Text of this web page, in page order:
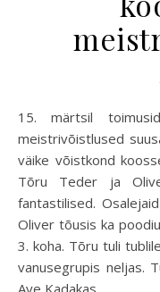
15. märtsil toimusid Otepääl Valgamaa koolinoorte
meistrivõistlused
väike võistkond
Tõru Teder ja
fantastilised.
Oliver tõusis ka
3. koha. Tõru tuli
vanusegrupis neljas.